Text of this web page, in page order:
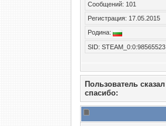
Сообщений: 101
Регистрация: 17.05.2015
Родина:
SID: STEAM_0:0:98565523
Пользователь сказал
cпасибо: